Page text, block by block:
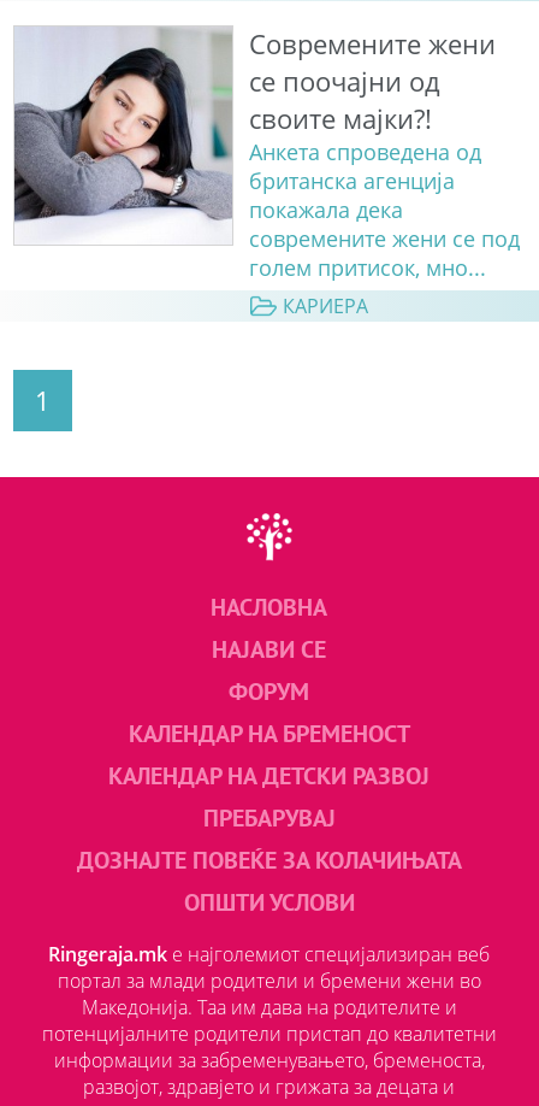
Современите жени
се поочајни од
своите мајки?!
Анкета спроведена од
британска агенција
покажала дека
современите жени се под
голем притисок, мно...
КАРИЕРА
1
НАСЛОВНА
НАЈАВИ СЕ
ФОРУМ
КАЛЕНДАР НА БРЕМЕНОСТ
КАЛЕНДАР НА ДЕТСКИ РАЗВОЈ
ПРЕБАРУВАЈ
ДОЗНАЈТЕ ПОВЕЌЕ ЗА КОЛАЧИЊАТА
ОПШТИ УСЛОВИ
Ringeraja.mk е најголемиот специјализиран веб
портал за млади родители и бремени жени во
Македонија. Таа им дава на родителите и
потенцијалните родители пристап до квалитетни
информации за забременувањето, бременоста,
развојот, здравјето и грижата за децата и